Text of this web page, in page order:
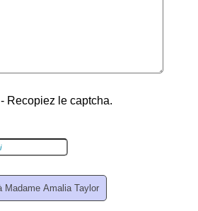
- Recopiez le captcha.